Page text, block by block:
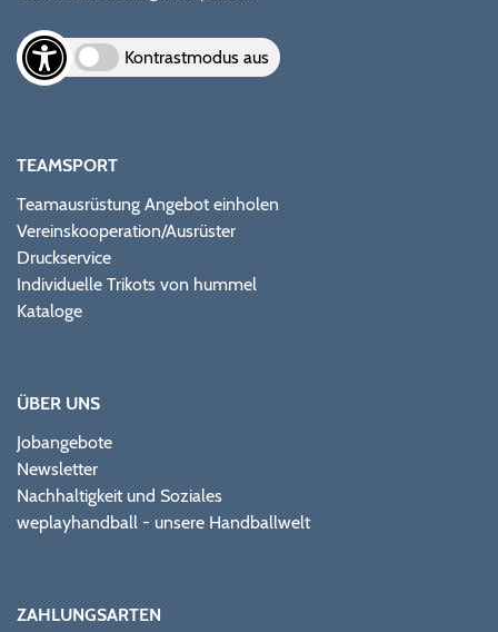
Kontrastmodus aus
TEAMSPORT
Teamausrüstung Angebot einholen
Vereinskooperation/Ausrüster
Druckservice
Individuelle Trikots von hummel
Kataloge
ÜBER UNS
Jobangebote
Newsletter
Nachhaltigkeit und Soziales
weplayhandball - unsere Handballwelt
ZAHLUNGSARTEN